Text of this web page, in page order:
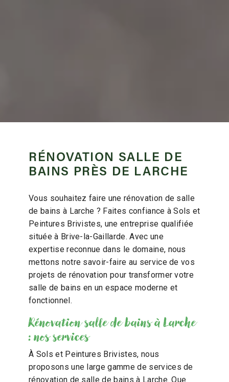
RÉNOVATION SALLE DE
BAINS PRÈS DE LARCHE
Vous souhaitez faire une rénovation de salle
de bains à Larche ? Faites confiance à Sols et
Peintures Brivistes, une entreprise qualifiée
située à Brive-la-Gaillarde. Avec une
expertise reconnue dans le domaine, nous
mettons notre savoir-faire au service de vos
projets de rénovation pour transformer votre
salle de bains en un espace moderne et
fonctionnel.
Rénovation salle de bains à Larche
: nos services
À Sols et Peintures Brivistes, nous
proposons une large gamme de services de
rénovation de salle de bains à Larche. Que